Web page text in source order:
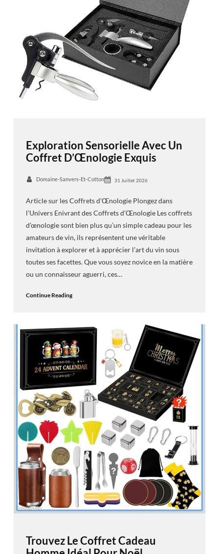
Exploration Sensorielle Avec Un
Coffret D’Œnologie Exquis
Domaine-Sanvers-Et-Cotton 31 Juillet 2026
Article sur les Coffrets d’Œnologie Plongez dans
l’Univers Enivrant des Coffrets d’Œnologie Les coffrets
d’œnologie sont bien plus qu’un simple cadeau pour les
amateurs de vin, ils représentent une véritable
invitation à explorer et à apprécier l’art du vin sous
toutes ses facettes. Que vous soyez novice en la matière
ou un connaisseur aguerri, ces…
Continue Reading
Trouvez Le Coffret Cadeau